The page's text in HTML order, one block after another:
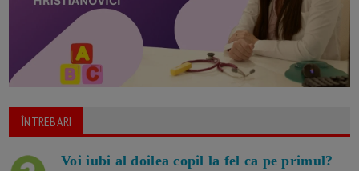
ÎNTREBARI
Voi iubi al doilea copil la fel ca pe primul?